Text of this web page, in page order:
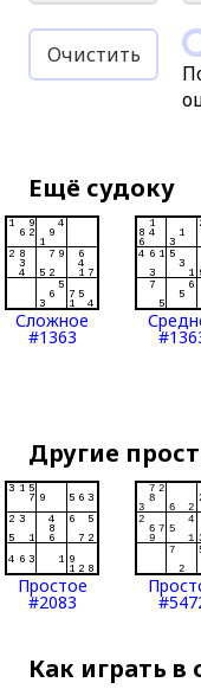
Очистить
Ещё судоку
Сложное
#1363
Другие
Простое
#2083
Как играть в